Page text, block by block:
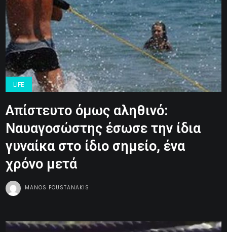
LIFE
Απίστευτο όμως αληθινό:
Ναυαγοσώστης έσωσε την ίδια
γυναίκα στο ίδιο σημείο, ένα
χρόνο μετά
MANOS FOUSTANAKIS